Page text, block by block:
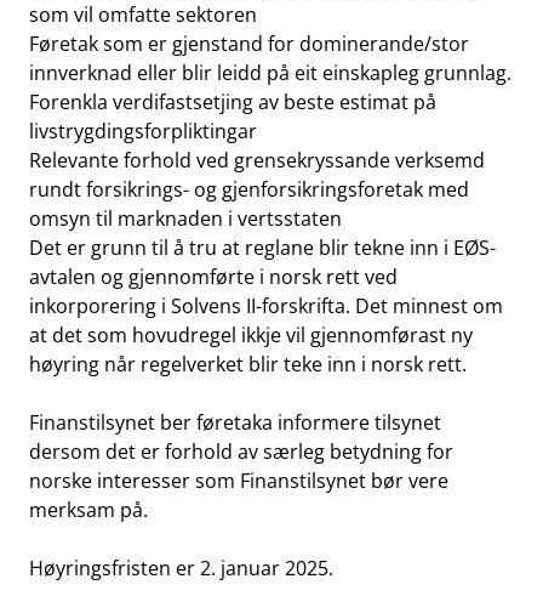
som vil omfatte sektoren
Føretak som er gjenstand for dominerande/stor
innverknad eller blir leidd på eit einskapleg grunnlag.
Forenkla verdifastsetjing av beste estimat på
livstrygdingsforpliktingar
Relevante forhold ved grensekryssande verksemd
rundt forsikrings- og gjenforsikringsforetak med
omsyn til marknaden i vertsstaten
Det er grunn til å tru at reglane blir tekne inn i EØS-
avtalen og gjennomførte i norsk rett ved
inkorporering i Solvens II-forskrifta. Det minnest om
at det som hovudregel ikkje vil gjennomførast ny
høyring når regelverket blir teke inn i norsk rett.
Finanstilsynet ber føretaka informere tilsynet
dersom det er forhold av særleg betydning for
norske interesser som Finanstilsynet bør vere
merksam på.
Høyringsfristen er 2. januar 2025.